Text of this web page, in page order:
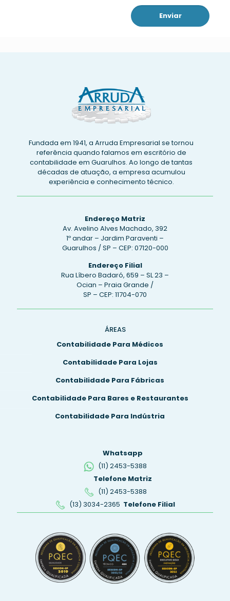
Fundada em 1941, a Arruda Empresarial se tornou
referência quando falamos em escritório de
contabilidade em Guarulhos. Ao longo de tantas
décadas de atuação, a empresa acumulou
experiência e conhecimento técnico.
Endereço Matriz
Av. Avelino Alves Machado, 392
1º andar – Jardim Paraventi –
Guarulhos / SP – CEP: 07120-000
Endereço Filial
Rua Líbero Badaró, 659 – SL 23 –
Ocian – Praia Grande /
SP – CEP: 11704-070
ÁREAS
Contabilidade Para Médicos
Contabilidade Para Lojas
Contabilidade Para Fábricas
Contabilidade Para Bares e Restaurantes
Contabilidade Para Indústria
Whatsapp
(11) 2453-5388
Telefone Matriz
(11) 2453-5388
(13) 3034-2365 Telefone Filial